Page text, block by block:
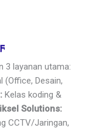
3 layanan utama:
(Office, Desain,
Kelas koding &
Solutions:
CCTV/Jaringan,